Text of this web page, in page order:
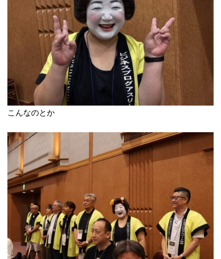
こんなのとか